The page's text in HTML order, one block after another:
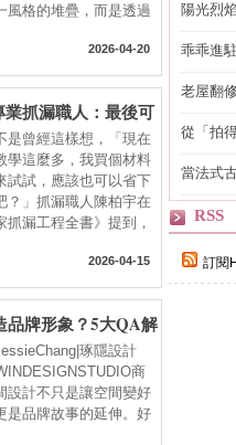
風格的堆疊，而是透過
2026-04-20
抓漏職人：最後可
是曾經這樣想，「現在
學這麼多，我買個材料
試試，應該也可以省下
？」抓漏職人陳柏宇在
抓漏工程全書》提到，
2026-04-15
品牌形象？5大QA解
餐酒館的空間敘事
琢隱設計
商
設計不只是讓空間變好
是品牌故事的延伸。好
陽光烈
乖乖進
老屋翻
從「拍
當法式
RSS
訂閱